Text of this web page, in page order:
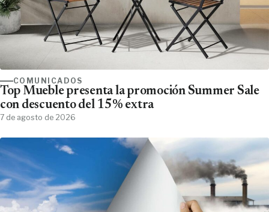
COMUNICADOS
Top Mueble presenta la promoción Summer Sale
con descuento del 15% extra
7 de agosto de 2026